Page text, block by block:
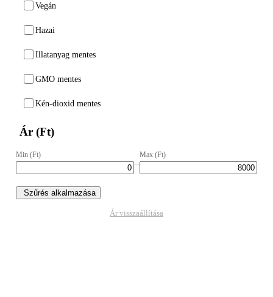
Vegán
Hazai
Illatanyag mentes
GMO mentes
Kén-dioxid mentes
Ár (Ft)
Min (Ft)
–
Max (Ft)
Szűrés alkalmazása
Ár visszaállítása